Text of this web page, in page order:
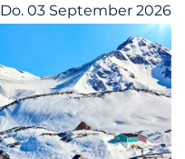
Do. 03 September 2026